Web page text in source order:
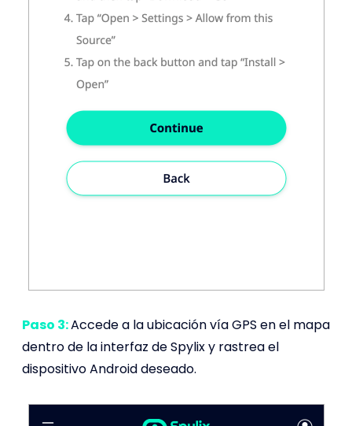
Paso 3:Accede a la ubicación vía GPS en el mapa
dentro de la interfaz de Spylix y rastrea el
dispositivo Android deseado.